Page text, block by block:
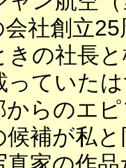
社創立25
きの社長
っていた
らのエ
候補が私